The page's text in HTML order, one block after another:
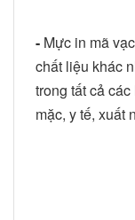
- Mực in mã
chất liệu khác
trong tất cả
mặc, y tế, xuất